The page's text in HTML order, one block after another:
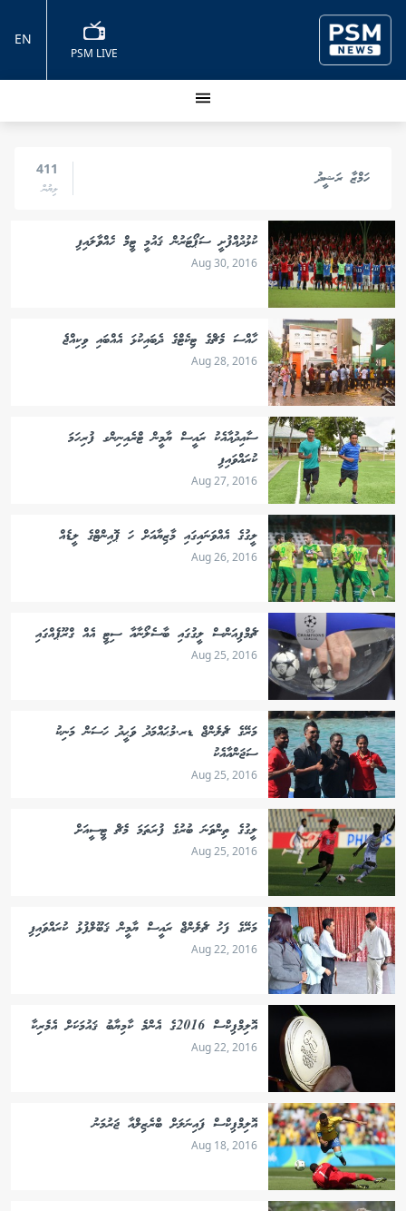
PSM LIVE
EN
ހަމްޒާ ރަޝީދު 411
ލިޔުން
ކުޅުދުއްފުށީ ސަޕޯޓަރުން ޤައުމީ ޓީމް ހެއްވާލައިފި
Aug 30, 2016
ހާއްސަ މެޗްގެ ޓިކެޓްގެ ދެބައިކުޅަ އެއްބައި ވިކިއްޖެ
Aug 28, 2016
ސާއިދުއާއެކު ރައީސް ޔާމީން ޓްރެއިނިންގ ފުރިހަމަ
ކުރައްވައިފި
Aug 27, 2016
ލީގުގެ އެއްވަނައިގައި މާޒިޔާއަށް ހަ ޕޮއިންޓްގެ ލީޑެއް
Aug 26, 2016
ޗެމްޕިއަންސް ލީގުގައި ބާސެލޯނާއާ ސިޓީ އެއް ގްރޫޕެއްގައި
Aug 25, 2016
މަރޭގެ ޗެލެންޖް ޑރ.މުޙައްމަދު ވަޙީދު ހަސަން މަނިކު
ސަޖަންއާއެކު
Aug 25, 2016
ލީގުގެ ތިންވަނަ ބުރުގެ ފުރަތަމަ މެޗް ޓީސީއަށް
Aug 25, 2016
މަރޭގެ ފަހު ޗެލެންޖް ރައީސް ޔާމީން ޤަބޫލްފުޅު ކުރައްވައިފި
Aug 22, 2016
އޮލިމްޕިކްސް 2016ގެ އެންމެ ކާމިޔާބު ޤައުމަކަށް އެމެރިކާ
Aug 22, 2016
އޮލިމްޕިކްސް ފައިނަލަށް ބްރެޒިލްއާ ޖަރުމަނު
Aug 18, 2016